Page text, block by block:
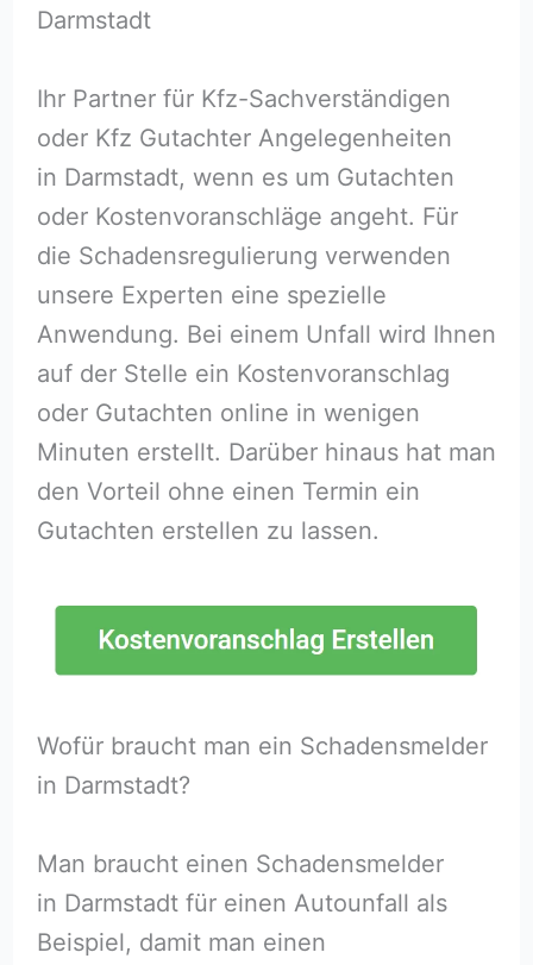
Darmstadt
Ihr Partner für Kfz-Sachverständigen
oder Kfz Gutachter Angelegenheiten
in Darmstadt, wenn es um Gutachten
oder Kostenvoranschläge angeht. Für
die Schadensregulierung verwenden
unsere Experten eine spezielle
Anwendung. Bei einem Unfall wird Ihnen
auf der Stelle ein Kostenvoranschlag
oder Gutachten online in wenigen
Minuten erstellt. Darüber hinaus hat man
den Vorteil ohne einen Termin ein
Gutachten erstellen zu lassen.
Wofür braucht man ein Schadensmelder
in Darmstadt?
Man braucht einen Schadensmelder
in Darmstadt für einen Autounfall als
Beispiel, damit man einen